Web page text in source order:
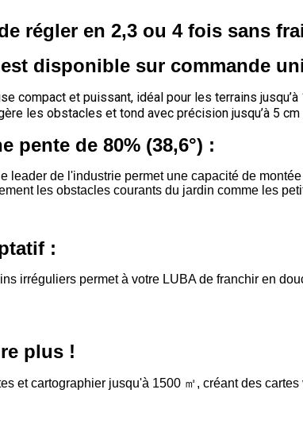
régler en 2,3 ou 4 fois sans
disponible sur commande
compact et puissant, idéal pour les terrains
les obstacles et tond avec précision jusqu’à 5
pente de 80% (38,6°) :
leader de l'industrie permet une capacité de
les obstacles courants du jardin comme les
:
irréguliers permet à votre LUBA de franchir en
plus !
et cartographier jusqu'à 1500 ㎡, créant des